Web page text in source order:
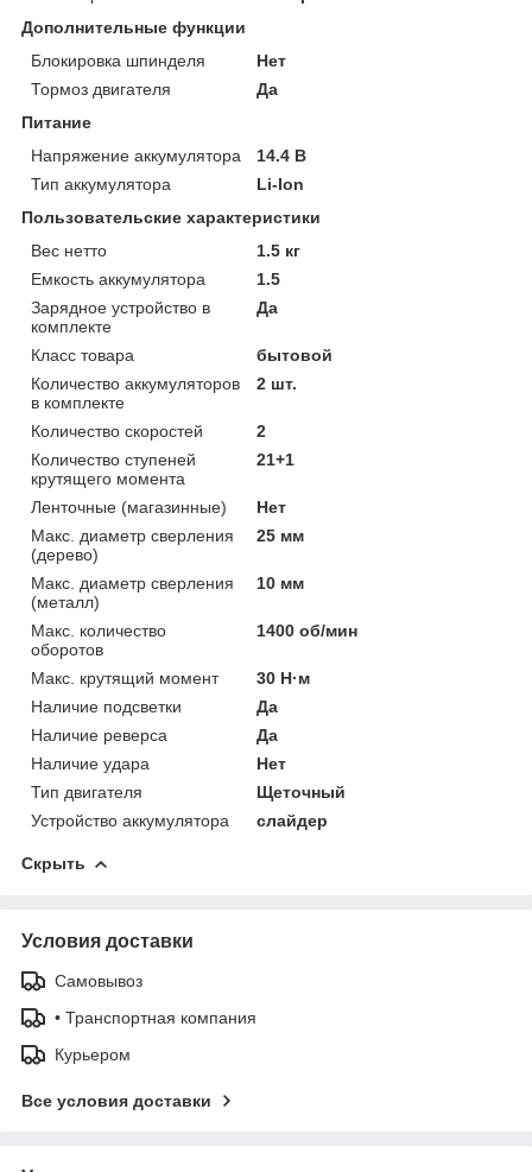
Дополнительные функции
Блокировка шпинделя
Нет
Тормоз двигателя
Да
Питание
Напряжение аккумулятора
14.4 В
Тип аккумулятора
Li-Ion
Пользовательские характеристики
Вес нетто
1.5 кг
Емкость аккумулятора
1.5
Зарядное устройство в
комплекте
Да
Класс товара
бытовой
Количество аккумуляторов
в комплекте
2 шт.
Количество скоростей
2
Количество ступеней
крутящего момента
21+1
Ленточные (магазинные)
Нет
Макс. диаметр сверления
(дерево)
25 мм
Макс. диаметр сверления
(металл)
10 мм
Макс. количество
оборотов
1400 об/мин
Макс. крутящий момент
30 Н·м
Наличие подсветки
Да
Наличие реверса
Да
Наличие удара
Нет
Тип двигателя
Щеточный
Устройство аккумулятора
слайдер
Скрыть
Условия доставки
Самовывоз
• Транспортная компания
Курьером
Все условия доставки